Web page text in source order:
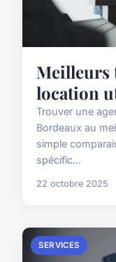
Meilleurs
location
Trouver une
Bordeaux au
simple
spécific...
22 octobre 2025
SERVICES